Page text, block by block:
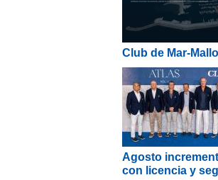
Club de Mar-
Agosto
con licencia y